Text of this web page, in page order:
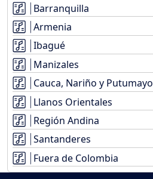
Barranquilla
Armenia
Ibagué
Manizales
Cauca, Nariño y Putumayo
Llanos Orientales
Región Andina
Santanderes
Fuera de Colombia